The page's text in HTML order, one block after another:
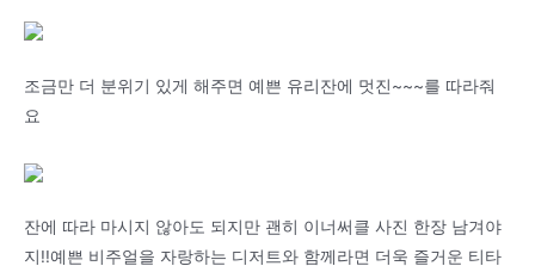
조금만 더 분위기 있게 해주면 예쁜 유리잔에 멋진~~~를 따라줘
요
잔에 따라 마시지 않아도 되지만 괜히 이너써클 사진 한장 남겨야
지!!예쁜 비주얼을 자랑하는 디저트와 함께라면 더욱 즐거운 티타